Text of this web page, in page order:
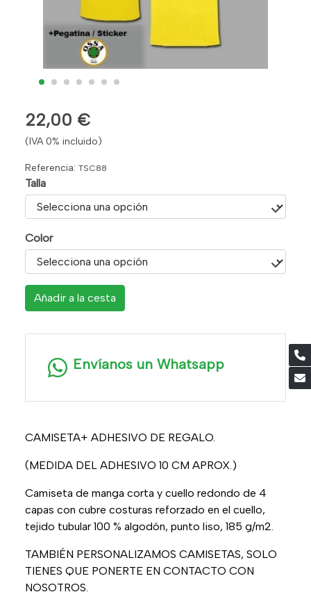
22,00 €
(IVA 0% incluido)
Referencia: TSC88
Talla
Color
Añadir a la cesta
Envíanos un Whatsapp
CAMISETA+ ADHESIVO DE REGALO.
(MEDIDA DEL ADHESIVO 10 CM APROX.)
Camiseta de manga corta y cuello redondo de 4
capas con cubre costuras reforzado en el cuello,
tejido tubular 100 % algodón, punto liso, 185 g/m2.
TAMBIÉN PERSONALIZAMOS CAMISETAS, SOLO
TIENES QUE PONERTE EN CONTACTO CON
NOSOTROS.